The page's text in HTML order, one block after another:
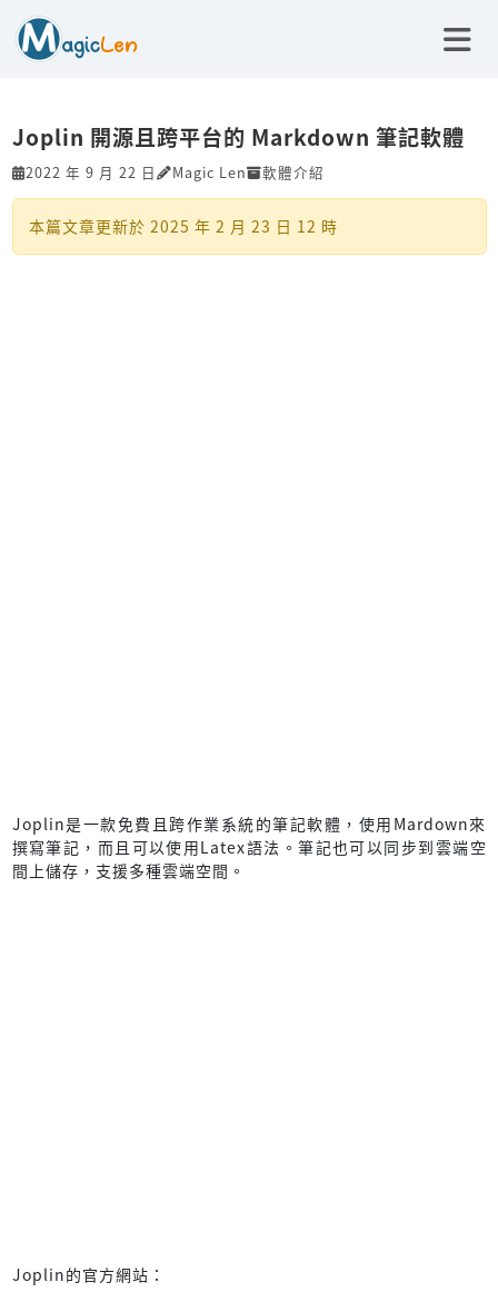
Joplin 開源且跨平台的 Markdown 筆記軟體
2022 年 9 月 22 日 Magic Len 軟體介紹
本篇文章更新於 2025 年 2 月 23 日 12 時
Joplin是一款免費且跨作業系統的筆記軟體，使用Mardown來
撰寫筆記，而且可以使用Latex語法。筆記也可以同步到雲端空
間上儲存，支援多種雲端空間。
Joplin的官方網站：